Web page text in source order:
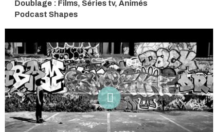
Doublage : Films, Séries tv, Animés
Podcast Shapes